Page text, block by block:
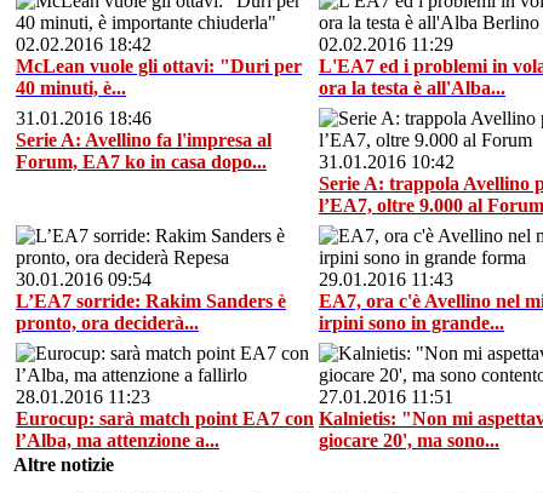
02.02.2016 18:42
McLean vuole gli ottavi: "Duri per
40 minuti, è...
02.02.2016 11:29
L'EA7 ed i problemi in
ora la testa è all'Alba...
31.01.2016 18:46
Serie A: Avellino fa l'impresa al
Forum, EA7 ko in casa dopo...
31.01.2016 10:42
Serie A: trappola Avellino
l’EA7, oltre 9.000 al Forum
30.01.2016 09:54
L’EA7 sorride: Rakim Sanders è
pronto, ora deciderà...
29.01.2016 11:43
EA7, ora c'è Avellino nel
irpini sono in grande...
28.01.2016 11:23
Eurocup: sarà match point EA7 con
l’Alba, ma attenzione a...
27.01.2016 11:51
Kalnietis: "Non mi
giocare 20', ma sono...
Altre notizie